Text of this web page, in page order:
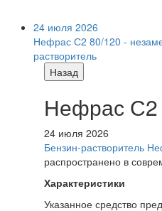
24 июля 2026
Нефрас С2 80/120 -
растворитель
Назад
Нефрас С2
24 июля 2026
Бензин-растворитель
распространено в
Характеристики
Указанное средство